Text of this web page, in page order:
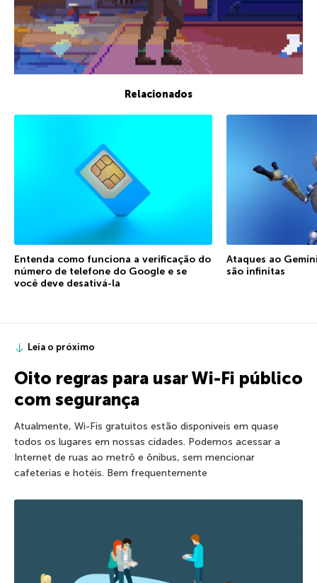
Relacionados
Entenda como funciona a verificação do
número de telefone do Google e se
você deve desativá-la
Ataques ao
são infinitas
Leia o próximo
Oito regras para usar Wi-Fi público
com segurança
Atualmente, Wi-Fis gratuitos estão disponíveis em quase
todos os lugares em nossas cidades. Podemos acessar a
Internet de ruas ao metrô e ônibus, sem mencionar
cafeterias e hotéis. Bem frequentemente